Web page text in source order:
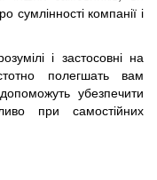
компанії і
і застосовні на
полегшать вам
убезпечити
при самостійних